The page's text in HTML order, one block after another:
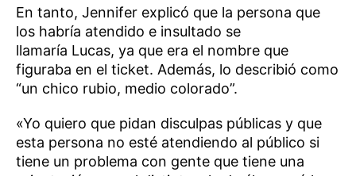
En tanto, Jennifer explicó que la persona que
los habría atendido e insultado se
llamaría Lucas, ya que era el nombre que
figuraba en el ticket. Además, lo describió como
“un chico rubio, medio colorado”.
«Yo quiero que pidan disculpas públicas y que
esta persona no esté atendiendo al público si
tiene un problema con gente que tiene una